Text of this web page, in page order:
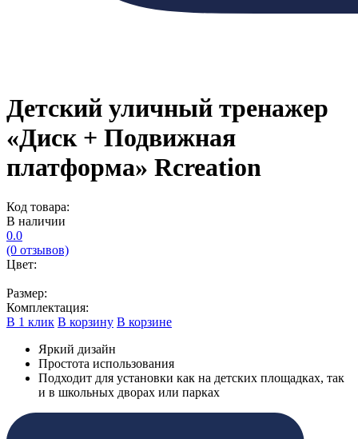
Детский уличный тренажер
«Диск + Подвижная
платформа» Rcreation
Код товара:
В наличии
0.0
(0 отзывов)
Цвет:
Размер:
Комплектация:
В 1 клик В корзину В корзине
Яркий дизайн
Простота использования
Подходит для установки как на детских площадках, так
и в школьных дворах или парках